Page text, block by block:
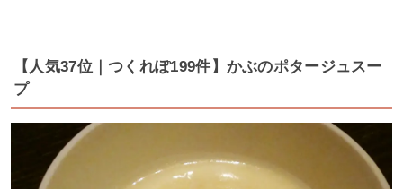
【人気37位｜つくれぽ199件】かぶのポタージュスー
プ